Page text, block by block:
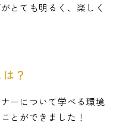
とても明るく、楽しく
？
ーについて学べる環境
とができました！